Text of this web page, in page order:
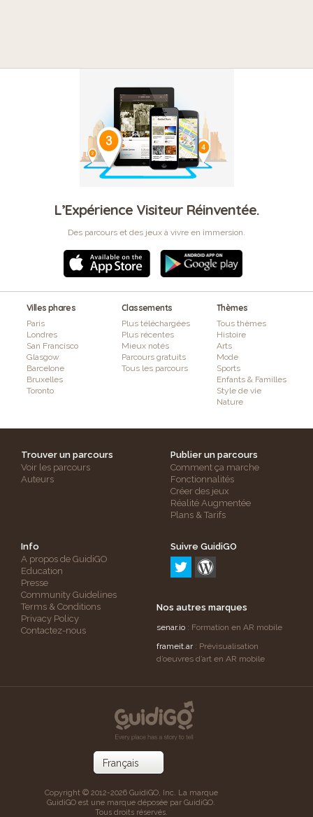
L’Expérience Visiteur Réinventée.
Des parcours et des jeux à vivre en immersion.
Villes phares
Paris
Londres
San Francisco
Glasgow
Barcelone
Bruxelles
Toronto
Classements
Plus téléchargées
Plus récentes
Mieux notés
Parcours gratuits
Tous les parcours
Thèmes
Tous thèmes
Histoire
Arts
Mode
Sports
Enfants & Familles
Style de vie
Nature
Trouver un parcours
Voir les parcours
Auteurs
Publier un parcours
Comment ça marche
Fonctionnalités
Créer des jeux
Réalité Augmentée
Plans & Tarifs
Info
A propos de GuidiGO
Education
Presse
Community Guidelines
Terms & Conditions
Privacy Policy
Contactez-nous
Suivre GuidiGO
Nos autres marques
senar.io : Formation en AR mobile
frameit.ar: Prévisualisation
d’oeuvres d’art en AR mobile
Copyright © 2012-2026 GuidiGO, Inc. La marque
GuidiGO est une marque déposée par GuidiGO.
Tous droits réservés.